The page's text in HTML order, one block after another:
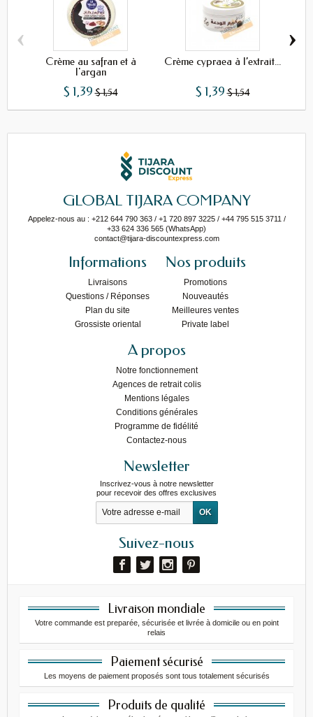
Crème au safran et à
l'argan
$ 1,39 $ 1,54
Crème cypraea à l’extrait...
$ 1,39 $ 1,54
‹ ›
GLOBAL TIJARA COMPANY
Appelez-nous au : +212 644 790 363 / +1 720 897 3225 / +44 795 515 3711 /
+33 624 336 565 (WhatsApp)
contact@tijara-discountexpress.com
Informations
Livraisons
Questions / Réponses
Plan du site
Grossiste oriental
Nos produits
Promotions
Nouveautés
Meilleures ventes
Private label
A propos
Notre fonctionnement
Agences de retrait colis
Mentions légales
Conditions générales
Programme de fidélité
Contactez-nous
Newsletter
Inscrivez-vous à notre newsletter
pour recevoir des offres exclusives
Suivez-nous
Livraison mondiale
Votre commande est preparée, sécurisée et livrée à domicile ou en point
relais
Paiement sécurisé
Les moyens de paiement proposés sont tous totalement sécurisés
Produits de qualité